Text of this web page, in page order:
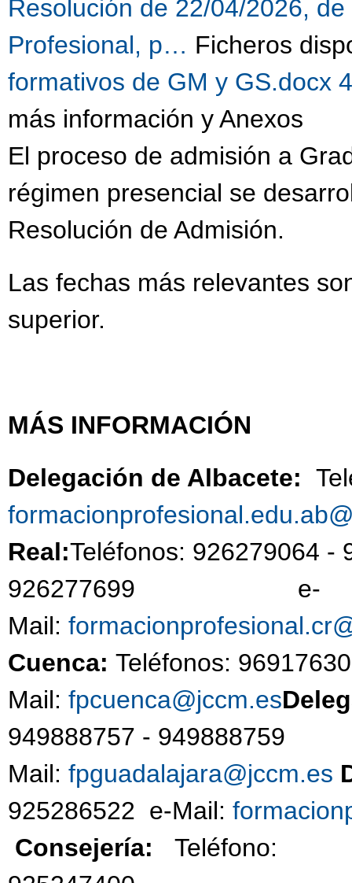
Resolución de 22/04/2026,
Profesional, p… Ficheros
formativos de GM y GS.docx
más información y Anexos
El proceso de admisión a
régimen presencial se
Resolución de Admisión.
Las fechas más relevantes
superior.
MÁS INFORMACIÓN
Delegación de Albacete:
Real:Teléfonos: 926279064 -
926277699 e-
Mail:
Cuenca: Teléfonos:
Mail: fpcuenca@jccm.es
949888757 -
Mail: fpguadalajara@jccm.es
925286522 e-Mail:
Consejería: Teléfono: